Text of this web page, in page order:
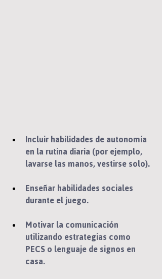
Incluir habilidades de autonomía
en la rutina diaria (por ejemplo,
lavarse las manos, vestirse solo).
Enseñar habilidades sociales
durante el juego.
Motivar la comunicación
utilizando estrategias como
PECS o lenguaje de signos en
casa.